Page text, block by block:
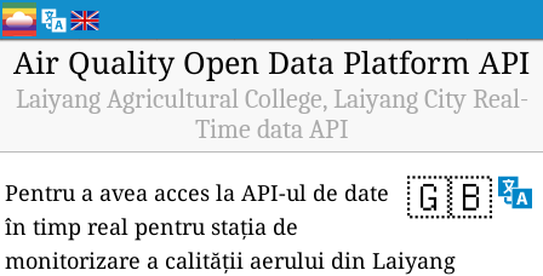
Air Quality Open Data Platform API
Laiyang Agricultural College, Laiyang City Real-
Time data API
🇬🇧
Pentru a avea acces la API-ul de date
în timp real pentru stația de
monitorizare a calității aerului din Laiyang